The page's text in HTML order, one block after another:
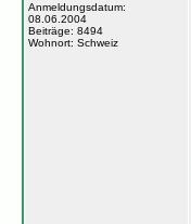
Anmeldungsdatum:
08.06.2004
Beiträge: 8494
Wohnort: Schweiz